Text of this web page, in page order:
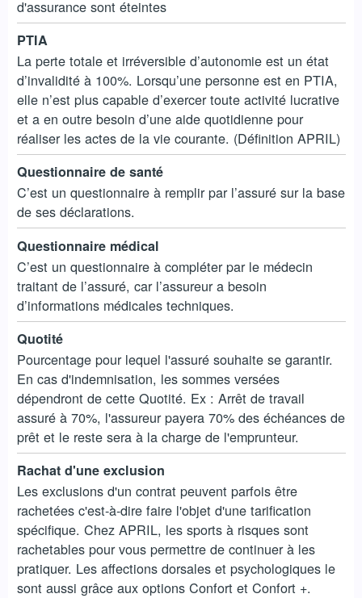
d'assurance sont éteintes
PTIA
La perte totale et irréversible d’autonomie est un état
d’invalidité à 100%. Lorsqu’une personne est en PTIA,
elle n’est plus capable d’exercer toute activité lucrative
et a en outre besoin d’une aide quotidienne pour
réaliser les actes de la vie courante. (Définition APRIL)
Questionnaire de santé
C’est un questionnaire à remplir par l’assuré sur la base
de ses déclarations.
Questionnaire médical
C’est un questionnaire à compléter par le médecin
traitant de l’assuré, car l’assureur a besoin
d’informations médicales techniques.
Quotité
Pourcentage pour lequel l'assuré souhaite se garantir.
En cas d'indemnisation, les sommes versées
dépendront de cette Quotité. Ex : Arrêt de travail
assuré à 70%, l'assureur payera 70% des échéances de
prêt et le reste sera à la charge de l'emprunteur.
Rachat d'une exclusion
Les exclusions d'un contrat peuvent parfois être
rachetées c'est-à-dire faire l'objet d'une tarification
spécifique. Chez APRIL, les sports à risques sont
rachetables pour vous permettre de continuer à les
pratiquer. Les affections dorsales et psychologiques le
sont aussi grâce aux options Confort et Confort +.